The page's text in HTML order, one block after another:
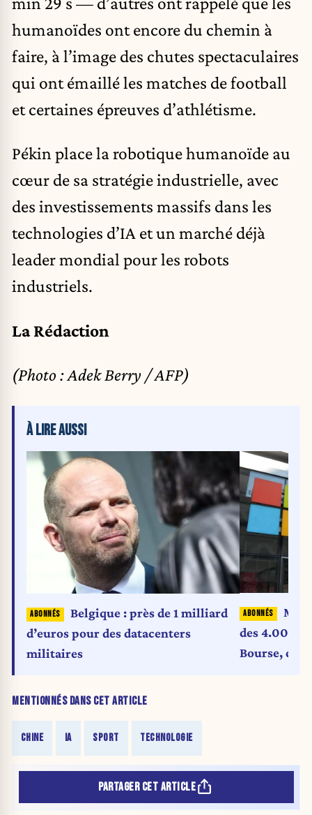
humanoïdes ont encore du chemin à
faire, à l’image des chutes spectaculaires
qui ont émaillé les matches de football
et certaines épreuves d’athlétisme.
Pékin place la robotique humanoïde au
cœur de sa stratégie industrielle, avec
des investissements massifs dans les
technologies d’IA et un marché déjà
leader mondial pour les robots
industriels.
La Rédaction
(Photo : Adek Berry / AFP)
MENTIONNÉS DANS CET ARTICLE
CHINE IA SPORT TECHNOLOGIE
À LIRE AUSSI
Belgique : près de 1 milliard
d’euros pour des datacenters
militaires
des 4.000
Bourse,
PARTAGER CET ARTICLE